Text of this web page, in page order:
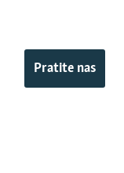
Pratite nas